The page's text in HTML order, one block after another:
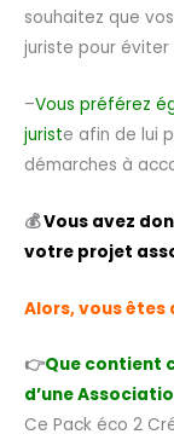
souhaitez que
juriste pour
–Vous préférez
juriste afin de lui
démarches à
💰Vous avez
votre projet
Alors, vous
👉Que contient
d’une
Ce Pack éco 2